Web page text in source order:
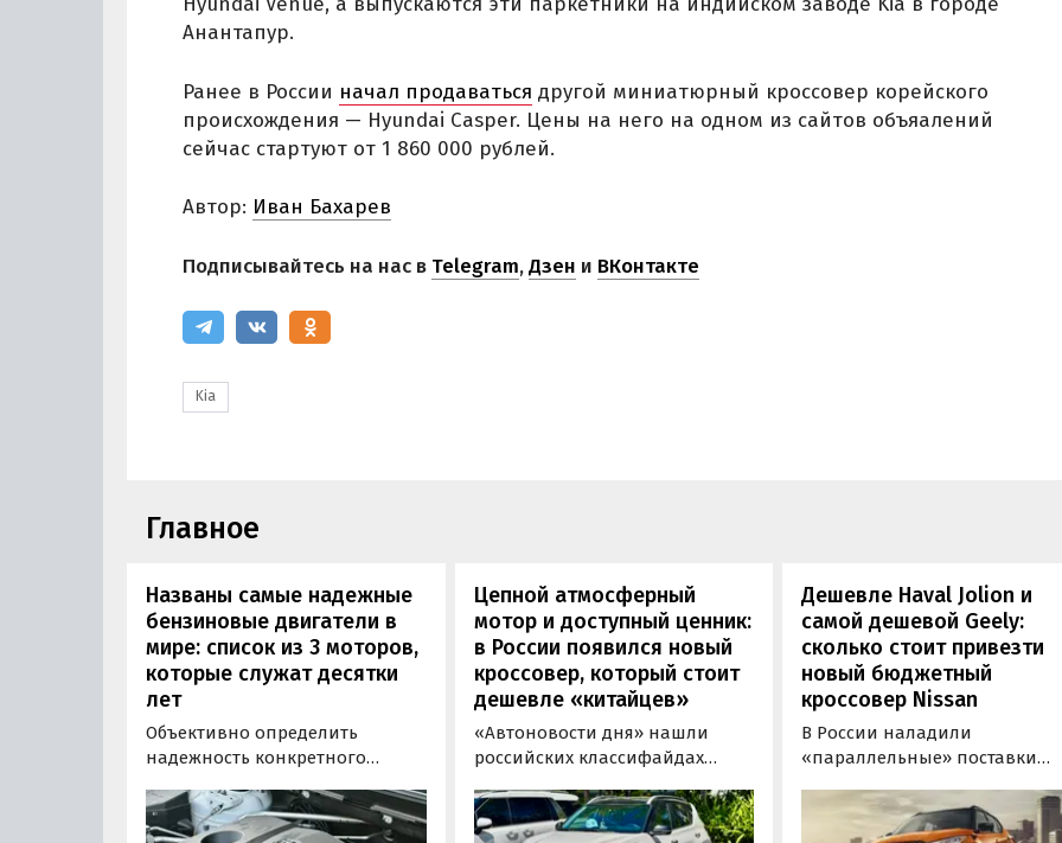
Анантапур.
Ранее в России начал продаваться другой миниатюрный кроссовер корейского
происхождения — Hyundai Casper. Цены на него на одном из сайтов объяалений
сейчас стартуют от 1 860 000 рублей.
Автор: Иван Бахарев
Подписывайтесь на нас в Telegram,Дзен и ВКонтакте
Kia
Главное
Названы самые надежные
бензиновые двигатели в
мире: список из 3 моторов,
которые служат десятки
лет
Объективно определить
надежность конкретного
поскольку его срок службы
прямо зависит от качества
Цепной атмосферный
мотор и доступный ценник:
в России появился новый
кроссовер, который стоит
дешевле «китайцев»
«Автоновости дня» нашли
российских классифайдах
поставке нового Kia Sonet. Это
кроссовер компактнее Seltos, а
Дешевле Haval Jolion и
самой дешевой Geely:
сколько стоит привезти
новый бюджетный
кроссовер Nissan
В России наладили
«параллельные» поставки
Nissan Kicks, которые
официально продаются в